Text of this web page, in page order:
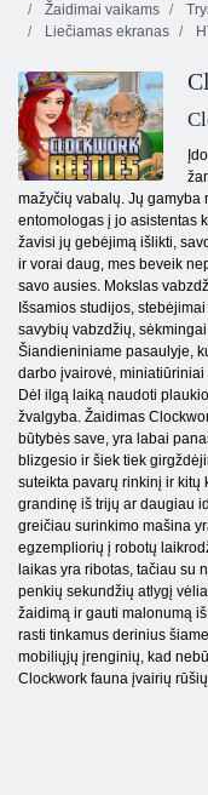
Žaidimai vaikams
Liečiamas ekranas
mažyčių vabalų. Jų
entomologas į jo asistentas
žavisi jų gebėjimą išlikti,
ir vorai daug, mes beveik
savo ausies. Mokslas
Išsamios studijos,
savybių vabzdžių,
Šiandieniniame pasaulyje,
darbo įvairovė,
Dėl ilgą laiką naudoti
žvalgyba. Žaidimas
būtybės save, yra labai
blizgesio ir šiek tiek
suteikta pavarų rinkinį ir kitų
grandinę iš trijų ar daugiau
greičiau surinkimo mašina
egzempliorių į robotų
laikas yra ribotas, tačiau su
penkių sekundžių atlygį
žaidimą ir gauti malonumą
rasti tinkamus derinius
mobiliųjų įrenginių, kad
Clockwork fauna įvairių